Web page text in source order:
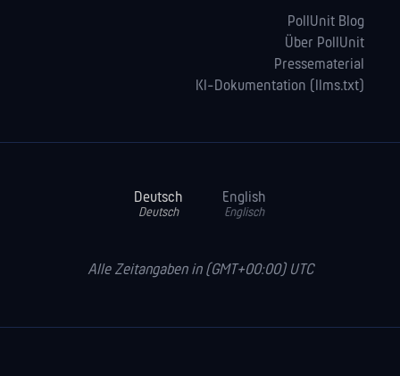
PollUnit Blog
Über PollUnit
Pressematerial
KI-Dokumentation (llms.txt)
Deutsch
Deutsch
English
Englisch
Alle Zeitangaben in (GMT+00:00) UTC